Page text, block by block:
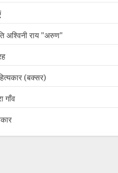
अश्विनी राय "अरुण"
(बक्सर)
गाँव